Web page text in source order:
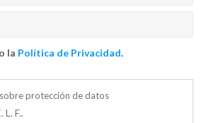
la Política de Privacidad.
protección de datos
L. F..